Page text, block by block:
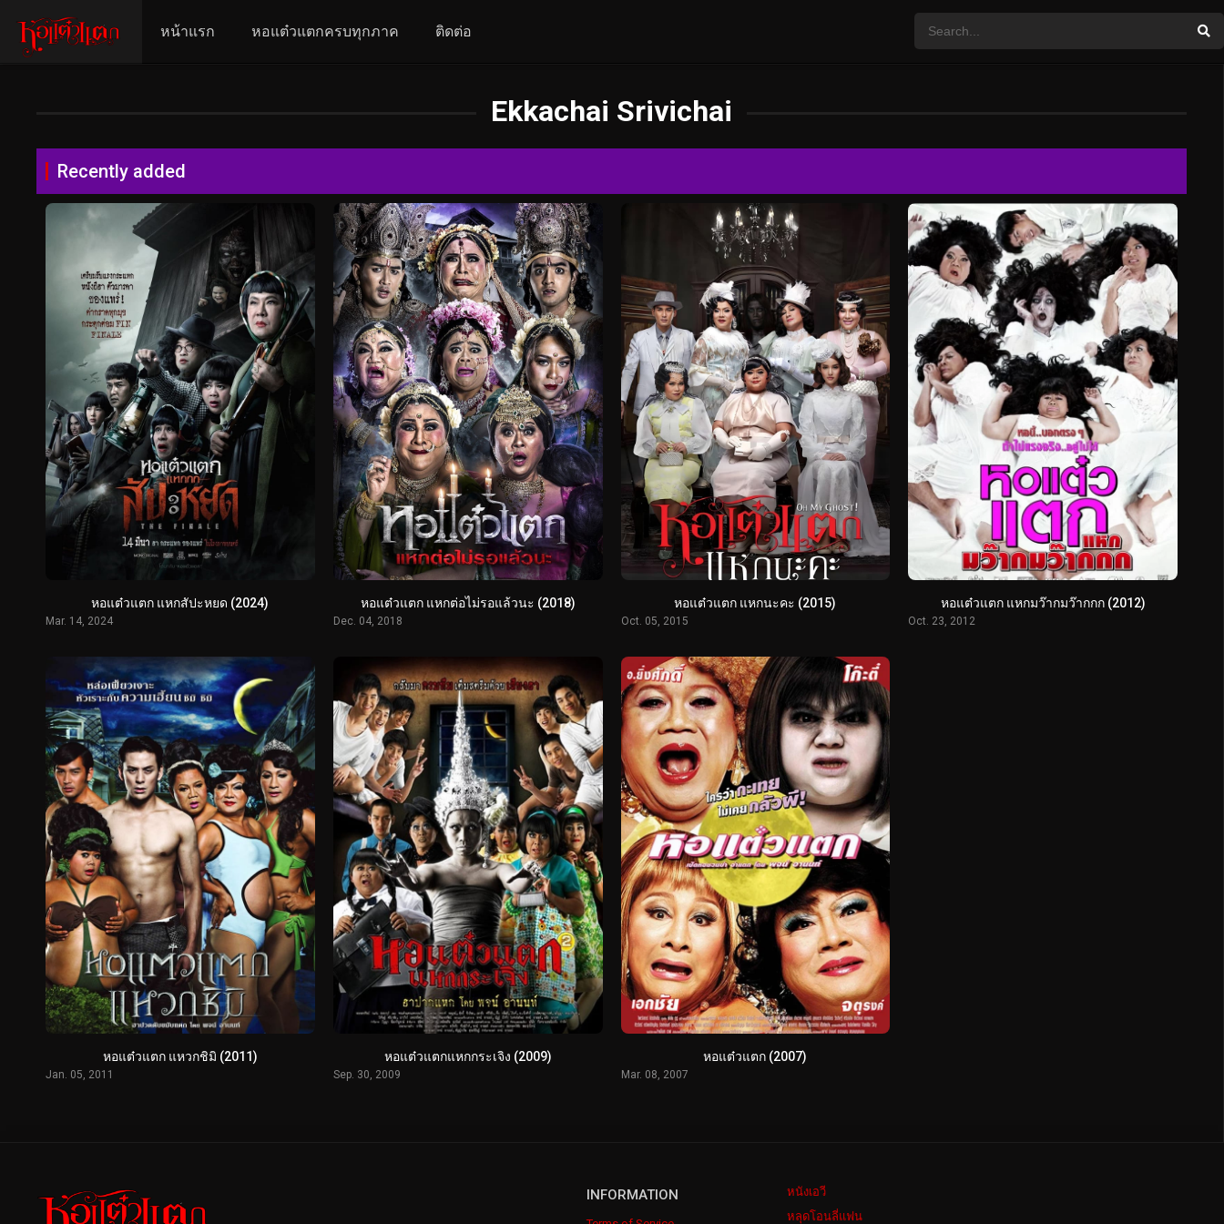
หน้าแรก หอแต๋วแตกครบทุกภาค ติดต่อ
Ekkachai Srivichai
Recently added
หอแต๋วแตก แหกสัปะหยด (2024)
Mar. 14, 2024
หอแต๋วแตก แหกต่อไม่รอแล้วนะ (2018)
Dec. 04, 2018
หอแต๋วแตก แหกนะคะ (2015)
Oct. 05, 2015
หอแต๋วแตก แหกมว๊ากมว๊ากกก (2012)
Oct. 23, 2012
หอแต๋วแตก แหวกชิมิ (2011)
Jan. 05, 2011
หอแต๋วแตกแหกกระเจิง (2009)
Sep. 30, 2009
หอแต๋วแตก (2007)
Mar. 08, 2007
INFORMATION
หนังเอวี
หลุดโอนลี่แฟน